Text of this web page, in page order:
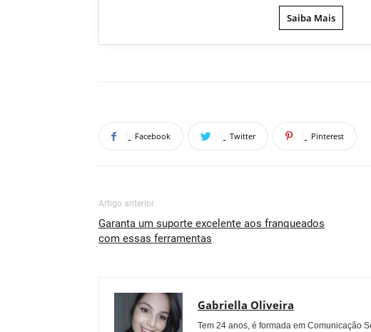
Saiba Mais
Facebook Twitter Pinterest
Artigo anterior
Garanta um suporte excelente aos franqueados
com essas ferramentas
Gabriella Oliveira
Tem 24 anos, é formada em Comunicação